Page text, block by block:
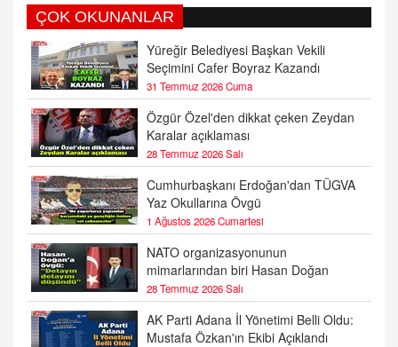
ÇOK OKUNANLAR
Yüreğir Belediyesi Başkan Vekili
Seçimini Cafer Boyraz Kazandı
31 Temmuz 2026 Cuma
Özgür Özel'den dikkat çeken Zeydan
Karalar açıklaması
28 Temmuz 2026 Salı
Cumhurbaşkanı Erdoğan'dan TÜGVA
Yaz Okullarına Övgü
1 Ağustos 2026 Cumartesi
NATO organizasyonunun
mimarlarından biri Hasan Doğan
28 Temmuz 2026 Salı
AK Parti Adana İl Yönetimi Belli Oldu:
Mustafa Özkan'ın Ekibi Açıklandı